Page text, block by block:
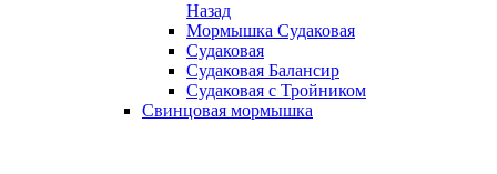
Назад
Мормышка Судаковая
Судаковая
Судаковая Балансир
Судаковая с Тройником
Свинцовая мормышка